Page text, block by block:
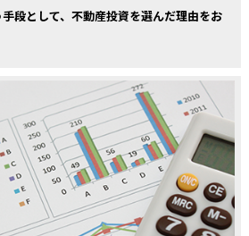
段として、不動産投資を選んだ理由をお